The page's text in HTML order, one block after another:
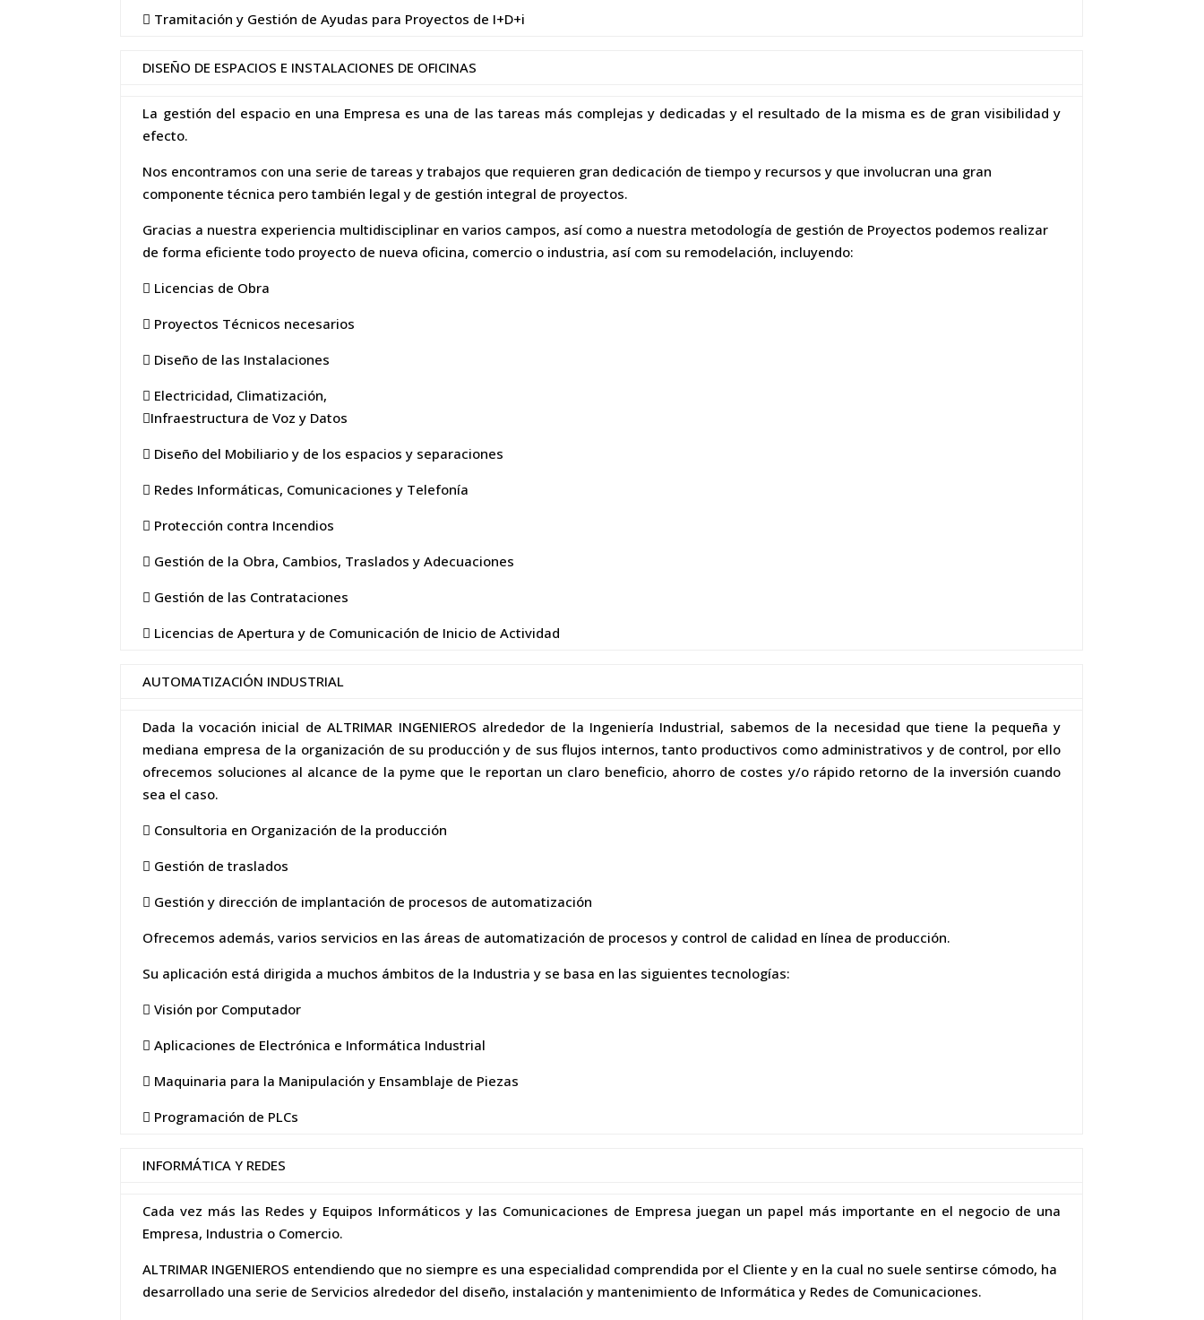
 Tramitación y Gestión de Ayudas para Proyectos de I+D+i
DISEÑO DE ESPACIOS E INSTALACIONES DE OFICINAS
La gestión del espacio en una Empresa es una de las tareas más complejas y dedicadas y el resultado de la misma es de gran visibilidad y
efecto.
Nos encontramos con una serie de tareas y trabajos que requieren gran dedicación de tiempo y recursos y que involucran una gran
componente técnica pero también legal y de gestión integral de proyectos.
Gracias a nuestra experiencia multidisciplinar en varios campos, así como a nuestra metodología de gestión de Proyectos podemos realizar
de forma eficiente todo proyecto de nueva oficina, comercio o industria, así com su remodelación, incluyendo:
 Licencias de Obra
 Proyectos Técnicos necesarios
 Diseño de las Instalaciones
 Electricidad, Climatización,
Infraestructura de Voz y Datos
 Diseño del Mobiliario y de los espacios y separaciones
 Redes Informáticas, Comunicaciones y Telefonía
 Protección contra Incendios
 Gestión de la Obra, Cambios, Traslados y Adecuaciones
 Gestión de las Contrataciones
 Licencias de Apertura y de Comunicación de Inicio de Actividad
AUTOMATIZACIÓN INDUSTRIAL
Dada la vocación inicial de ALTRIMAR INGENIEROS alrededor de la Ingeniería Industrial, sabemos de la necesidad que tiene la pequeña y
mediana empresa de la organización de su producción y de sus flujos internos, tanto productivos como administrativos y de control, por ello
ofrecemos soluciones al alcance de la pyme que le reportan un claro beneficio, ahorro de costes y/o rápido retorno de la inversión cuando
sea el caso.
 Consultoria en Organización de la producción
 Gestión de traslados
 Gestión y dirección de implantación de procesos de automatización
Ofrecemos además, varios servicios en las áreas de automatización de procesos y control de calidad en línea de producción.
Su aplicación está dirigida a muchos ámbitos de la Industria y se basa en las siguientes tecnologías:
 Visión por Computador
 Aplicaciones de Electrónica e Informática Industrial
 Maquinaria para la Manipulación y Ensamblaje de Piezas
 Programación de PLCs
INFORMÁTICA Y REDES
Cada vez más las Redes y Equipos Informáticos y las Comunicaciones de Empresa juegan un papel más importante en el negocio de una
Empresa, Industria o Comercio.
ALTRIMAR INGENIEROS entendiendo que no siempre es una especialidad comprendida por el Cliente y en la cual no suele sentirse cómodo, ha
desarrollado una serie de Servicios alrededor del diseño, instalación y mantenimiento de Informática y Redes de Comunicaciones.